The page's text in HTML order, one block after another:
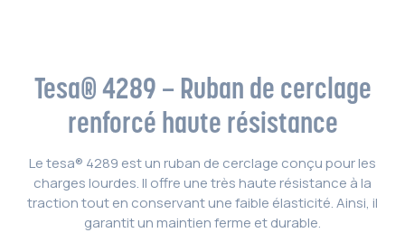
Tesa® 4289 – Ruban de cerclage
renforcé haute résistance
Le tesa® 4289 est un ruban de cerclage conçu pour les
charges lourdes. Il offre une très haute résistance à la
traction tout en conservant une faible élasticité. Ainsi, il
garantit un maintien ferme et durable.